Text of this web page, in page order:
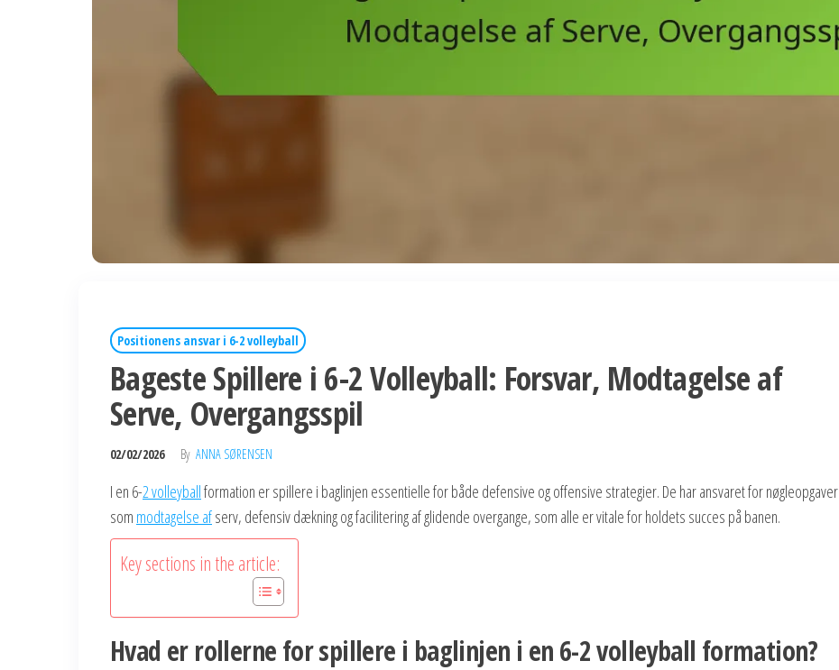
Positionens ansvar i 6-2 volleyball
Bageste Spillere i 6-2 Volleyball: Forsvar, Modtagelse af
Serve, Overgangsspil
02/02/2026 By ANNA SØRENSEN
I en 6-2 volleyballformation er spillere i baglinjen essentielle for både defensive og offensive strategier. De har ansvaret for nøgleopgaver
som modtagelse afserv, defensiv dækning og facilitering af glidende overgange, som alle er vitale for holdets succes på banen.
Key sections in the article:
Hvad er rollerne for spillere i baglinjen i en 6-2 volleyball formation?